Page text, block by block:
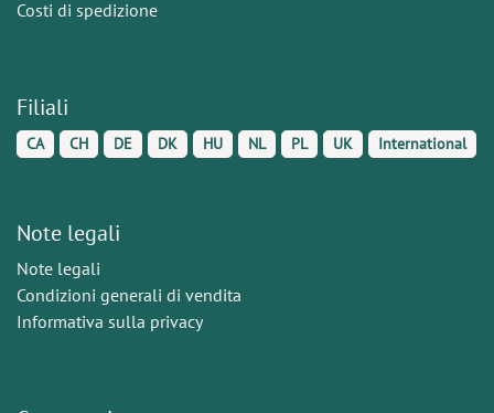
Costi di spedizione
Filiali
CA CH DE DK HU NL PL UK International
Note legali
Note legali
Condizioni generali di vendita
Informativa sulla privacy